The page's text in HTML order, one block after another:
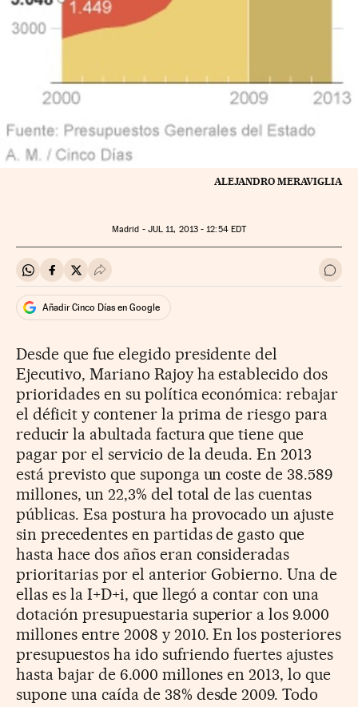
ALEJANDRO MERAVIGLIA
Madrid - JUL 11, 2013 - 12:54EDT
Compartir en Whatsapp
Compartir en Facebook
Compartir en Twitter
Desplegar Redes Sociales Ir a
Añadir Cinco Días en Google
Desde que fue elegido presidente del
Ejecutivo, Mariano Rajoy ha establecido dos
prioridades en su política económica: rebajar
el déficit y contener la prima de riesgo para
reducir la abultada factura que tiene que
pagar por el servicio de la deuda. En 2013
está previsto que suponga un coste de 38.589
millones, un 22,3% del total de las cuentas
públicas. Esa postura ha provocado un ajuste
sin precedentes en partidas de gasto que
hasta hace dos años eran consideradas
prioritarias por el anterior Gobierno. Una de
ellas es la I+D+i, que llegó a contar con una
dotación presupuestaria superior a los 9.000
millones entre 2008 y 2010. En los posteriores
presupuestos ha ido sufriendo fuertes ajustes
hasta bajar de 6.000 millones en 2013, lo que
supone una caída de 38% desde 2009. Todo